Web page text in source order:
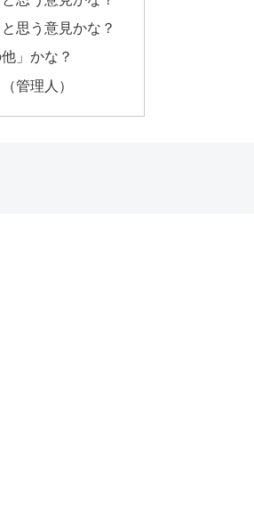
と思う意見かな？
他」かな？
管理人）